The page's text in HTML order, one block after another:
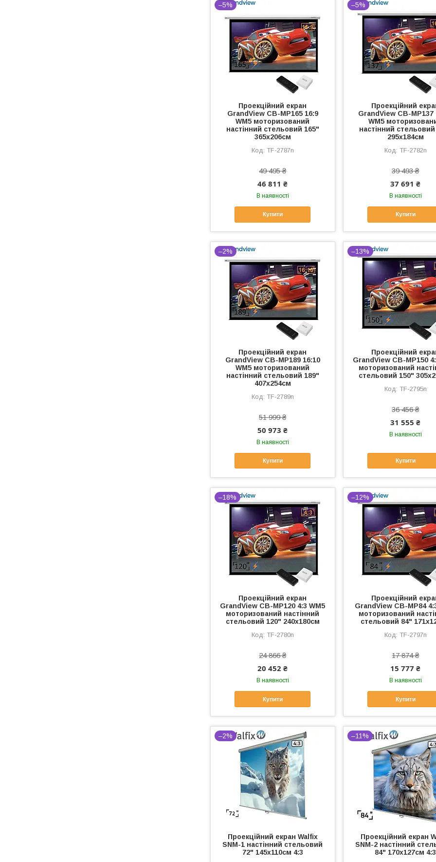
–5%
Проекційний екран
GrandView CB-MP165 16:9
WM5 моторизований
настінний стельовий 165"
365x206см
TF-2787n
49 495 ₴
46 811 ₴
В наявності
Купити
–5%
Проекційний
GrandView CB-MP137
WM5
настінний
295x184см
TF-2782n
39 493 ₴
37 691 ₴
В наявності
Купити
–2%
Проекційний екран
GrandView CB-MP189 16:10
WM5 моторизований
настінний стельовий 189"
407x254см
TF-2789n
51 999 ₴
50 973 ₴
В наявності
Купити
–13%
Проекційний
GrandView CB-MP150
моторизований
стельовий 150"
TF-2795n
36 456 ₴
31 555 ₴
В наявності
Купити
–18%
Проекційний екран
GrandView CB-MP120 4:3 WM5
моторизований настінний
стельовий 120" 240x180см
TF-2780n
24 866 ₴
20 452 ₴
В наявності
Купити
–12%
Проекційний
GrandView CB-MP84
моторизований
стельовий 84"
TF-2797n
17 874 ₴
15 777 ₴
В наявності
Купити
–2%
Проекційний екран Walfix
SNM-1 настінний стельовий
72" 145x110см 4:3
–11%
Проекційний екран
SNM-2 настінний
84" 170x127см 4:3